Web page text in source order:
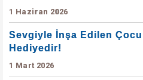
1 Haziran 2026
Sevgiyle İnşa Edilen
Hediyedir!
1 Mart 2026